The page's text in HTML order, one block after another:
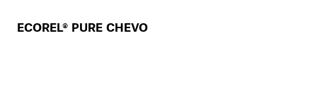
ECOREL® PURE CHEVO